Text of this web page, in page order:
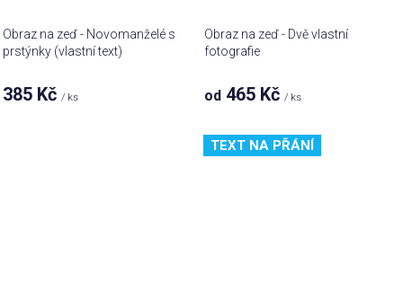
Obraz na zeď - Novomanželé s
prstýnky (vlastní text)
385 Kč/ ks
Obraz na zeď - Dvě vlastní
fotografie
od 465 Kč/ ks
TEXT NA PŘÁNÍ